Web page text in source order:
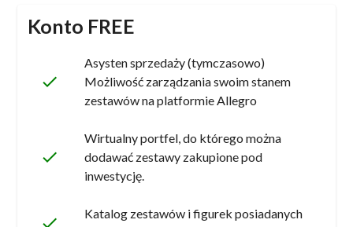
Konto FREE
done
Asysten sprzedaży (tymczasowo)
Możliwość zarządzania swoim stanem
zestawów na platformie Allegro
done
Wirtualny portfel, do którego można
dodawać zestawy zakupione pod
inwestycję.
Katalog zestawów i figurek posiadanych